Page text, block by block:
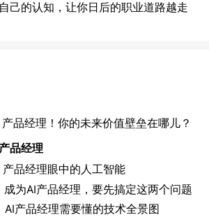
己的认知，让你日后的职业道路越走
品经理！你的未来价值壁垒在哪儿？
品经理
品经理眼中的人工智能
为AI产品经理，要先搞定这两个问题
产品经理需要懂的技术全景图